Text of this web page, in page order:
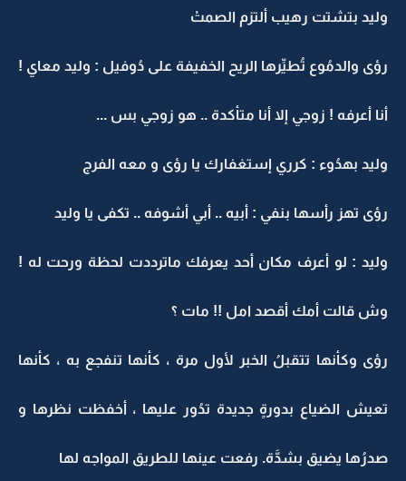
وليد بتشتت رهيب ألتزم الصمتْ
رؤى والدمُوع تُطيِّرها الريح الخفيفة على دُوفيل : وليد معاي !
أنا أعرفه ! زوجي إلا أنا متأكدة .. هو زوجي بس ...
وليد بهدُوء : كرري إستغفارك يا رؤى و معه الفرج
رؤى تهز رأسها بنفي : أبيه .. أبي أشوفه .. تكفى يا وليد
وليد : لو أعرف مكان أحد يعرفك ماترددت لحظة ورحت له !
وش قالت أمك أقصد امل !! مات ؟
رؤى وكأنها تتقبلُ الخبر لأول مرة ، كأنها تنفجع به ، كأنها
تعيش الضياع بدورةٍ جديدة تدُور عليها ، أخفظت نظرها و
صدرُها يضيق بشدَّة. رفعت عينها للطريق المواجه لها